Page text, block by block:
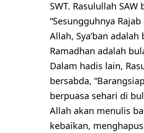
SWT. Rasulullah SAW
“Sesungguhnya
Allah, Sya’ban
Ramadhan adalah
Dalam hadis lain,
bersabda,
berpuasa sehari di
Allah akan menulis
kebaikan,